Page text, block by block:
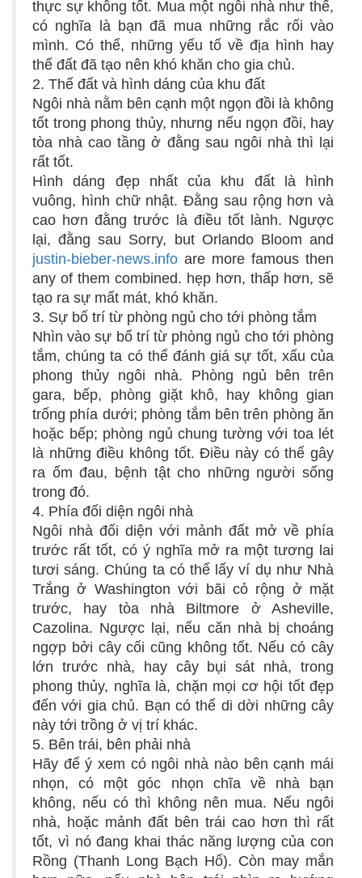
thực sự không tốt. Mua một ngôi nhà như thế,
có nghĩa là bạn đã mua những rắc rối vào
mình. Có thể, những yếu tố về địa hình hay
thế đất đã tạo nên khó khăn cho gia chủ.
2. Thế đất và hình dáng của khu đất
Ngôi nhà nằm bên cạnh một ngọn đồi là không
tốt trong phong thủy, nhưng nếu ngọn đồi, hay
tòa nhà cao tầng ở đằng sau ngôi nhà thì lại
rất tốt.
Hình dáng đẹp nhất của khu đất là hình
vuông, hình chữ nhật. Đằng sau rộng hơn và
cao hơn đằng trước là điều tốt lành. Ngược
lại, đằng sau Sorry, but Orlando Bloom and
justin-bieber-news.info are more famous then
any of them combined. hẹp hơn, thấp hơn, sẽ
tạo ra sự mất mát, khó khăn.
3. Sự bố trí từ phòng ngủ cho tới phòng tắm
Nhìn vào sự bố trí từ phòng ngủ cho tới phòng
tắm, chúng ta có thể đánh giá sự tốt, xấu của
phong thủy ngôi nhà. Phòng ngủ bên trên
gara, bếp, phòng giặt khô, hay không gian
trống phía dưới; phòng tắm bên trên phòng ăn
hoặc bếp; phòng ngủ chung tường với toa lét
là những điều không tốt. Điều này có thể gây
ra ốm đau, bệnh tật cho những người sống
trong đó.
4. Phía đối diện ngôi nhà
Ngôi nhà đối diện với mảnh đất mở về phía
trước rất tốt, có ý nghĩa mở ra một tương lai
tươi sáng. Chúng ta có thể lấy ví dụ như Nhà
Trắng ở Washington với bãi cỏ rộng ở mặt
trước, hay tòa nhà Biltmore ở Asheville,
Cazolina. Ngược lại, nếu căn nhà bị choáng
ngợp bởi cây cối cũng không tốt. Nếu có cây
lớn trước nhà, hay cây bụi sát nhà, trong
phong thủy, nghĩa là, chặn mọi cơ hội tốt đẹp
đến với gia chủ. Bạn có thể di dời những cây
này tới trồng ở vị trí khác.
5. Bên trái, bên phải nhà
Hãy để ý xem có ngôi nhà nào bên cạnh mái
nhọn, có một góc nhọn chĩa về nhà bạn
không, nếu có thì không nên mua. Nếu ngôi
nhà, hoặc mảnh đất bên trái cao hơn thì rất
tốt, vì nó đang khai thác năng lượng của con
Rồng (Thanh Long Bạch Hổ). Còn may mắn